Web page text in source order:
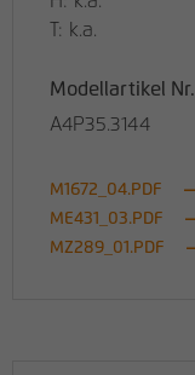
T: k.a.
Modellartikel Nr.
A4P35.3144
M1672_04.PDF
ME431_03.PDF
MZ289_01.PDF